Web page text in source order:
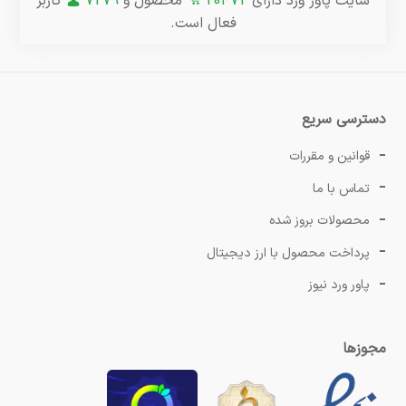
فعال است.
دسترسی سریع
قوانین و مقررات
تماس با ما
محصولات بروز شده
پرداخت محصول با ارز دیجیتال
پاور ورد نیوز
مجوزها